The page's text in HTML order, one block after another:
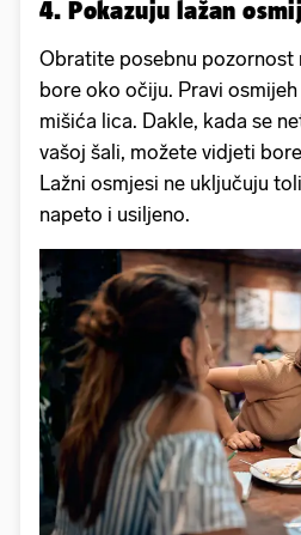
4. Pokazuju lažan
Obratite posebnu pozornost
bore oko očiju. Pravi
mišića lica. Dakle, kada se
vašoj šali, možete vidjeti
Lažni osmjesi ne uključuju
napeto i usiljeno.